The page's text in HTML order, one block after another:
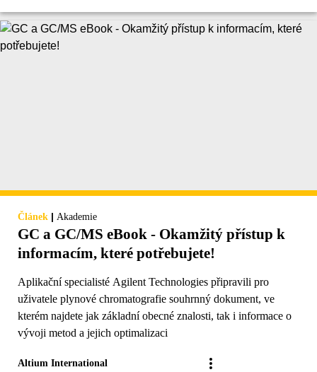
Článek | Akademie
GC a GC/MS eBook - Okamžitý přístup k
informacím, které potřebujete!
Aplikační specialisté Agilent Technologies připravili pro
uživatele plynové chromatografie souhrnný dokument, ve
kterém najdete jak základní obecné znalosti, tak i informace o
vývoji metod a jejich optimalizaci
Altium International